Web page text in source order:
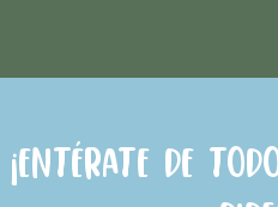
¡Entérate de